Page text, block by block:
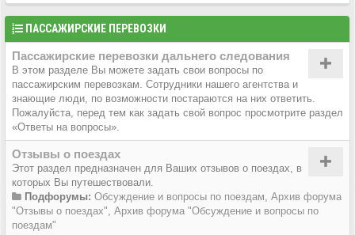
ПАССАЖИРСКИЕ ПЕРЕВОЗКИ
Пассажирские перевозки дальнего следования
В этом разделе Вы можете задать свои вопросы по
пассажирским перевозкам. Сотрудники нашего агентства и
знающие люди, по возможности постараются на них ответить.
Пожалуйста, перед тем как задать свой вопрос просмотрите раздел
«Ответы на вопросы».
Отзывы о поездах
Этот раздел предназначен для Ваших отзывов о поездах, в
которых Вы путешествовали.
Подфорумы: Обсуждение и вопросы по поездам Архив форума
"Отзывы о поездах" Архив форума "Обсуждение и вопросы по
поездам"